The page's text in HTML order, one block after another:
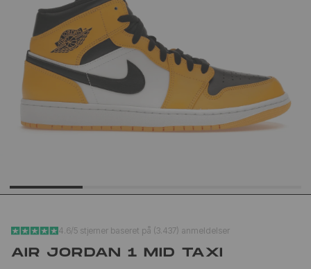
CREAM
499kr650kr
NEW
1906L
4.6/5 stjerner baseret på (3.437) anmeldelser
AIR JORDAN 1 MID TAXI